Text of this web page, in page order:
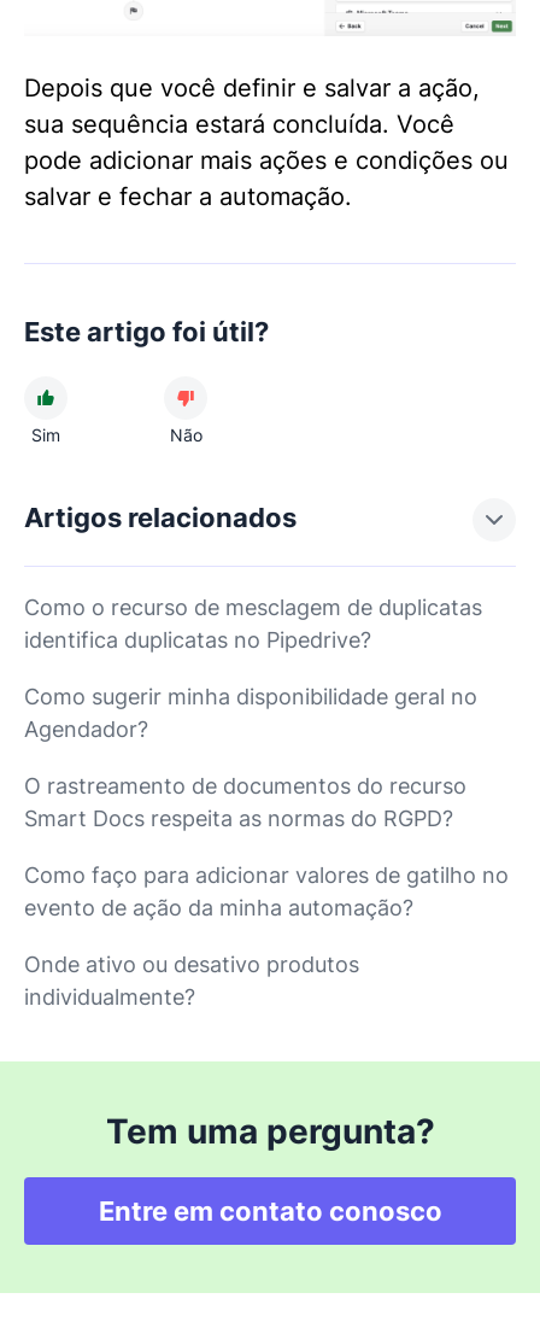
Depois que você definir e salvar a ação,
sua sequência estará concluída. Você
pode adicionar mais ações e condições ou
salvar e fechar a automação.
Este artigo foi útil?
Sim Não
Artigos relacionados
Como o recurso de mesclagem de duplicatas
identifica duplicatas no Pipedrive?
Como sugerir minha disponibilidade geral no
Agendador?
O rastreamento de documentos do recurso
Smart Docs respeita as normas do RGPD?
Como faço para adicionar valores de gatilho no
evento de ação da minha automação?
Onde ativo ou desativo produtos
individualmente?
Tem uma pergunta?
Entre em contato conosco